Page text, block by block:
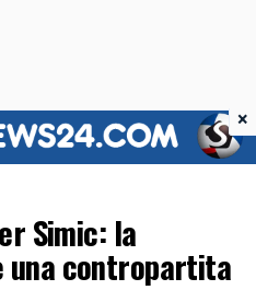
Simic: la
una contropartita
×